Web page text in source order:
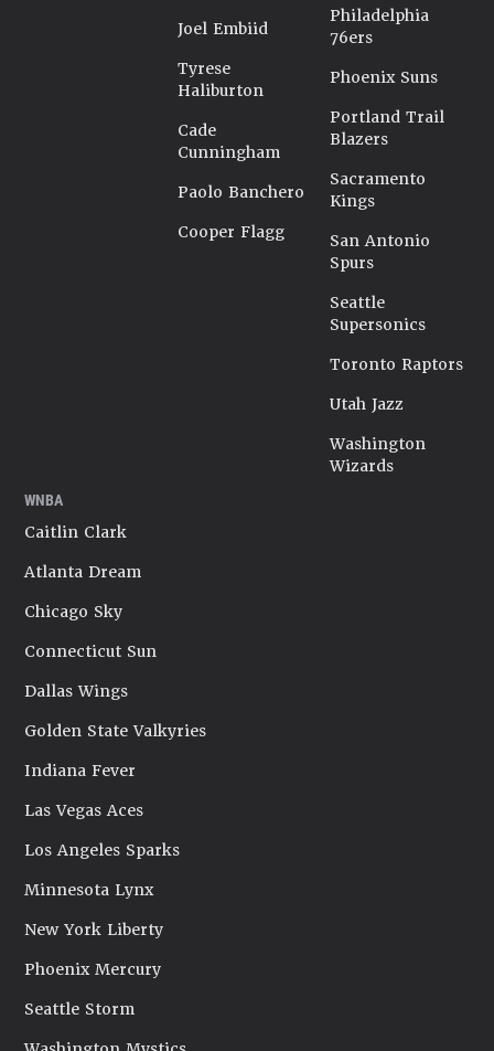
Joel Embiid
Tyrese
Haliburton
Cade
Cunningham
Paolo Banchero
Cooper Flagg
Philadelphia
76ers
Phoenix Suns
Portland Trail
Blazers
Sacramento
Kings
San Antonio
Spurs
Seattle
Supersonics
Toronto Raptors
Utah Jazz
Washington
Wizards
WNBA
Caitlin Clark
Atlanta Dream
Chicago Sky
Connecticut Sun
Dallas Wings
Golden State Valkyries
Indiana Fever
Las Vegas Aces
Los Angeles Sparks
Minnesota Lynx
New York Liberty
Phoenix Mercury
Seattle Storm